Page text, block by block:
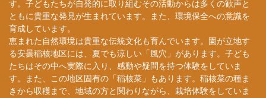
す。子どもたちが自発的に取り組むその活動からは多くの歓声と
ともに貴重な発見が生まれています。また、環境保全への意識を
育成しています。
恵まれた自然環境は貴重な伝統文化も育んでいます。園が立地す
る安曇稲核地区には、夏でも涼しい「風穴」があります。子ども
たちはその中へ実際に入り、感動や疑問を持つ体験をしていま
す。また、この地区固有の「稲核菜」もあります。稲核菜の種ま
きから収穫まで、地域の方と関わりながら、栽培体験をしていま